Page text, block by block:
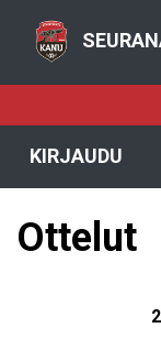
KIRJAUDU
Ottelut